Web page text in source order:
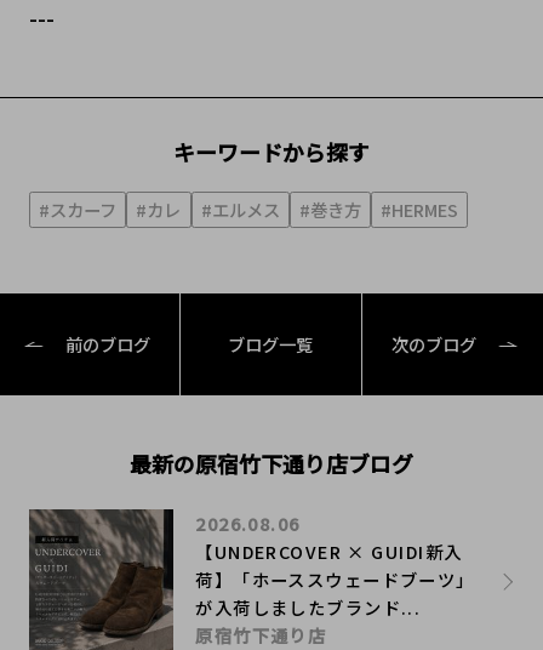
---
キーワードから探す
#スカーフ #カレ #エルメス #巻き方 #HERMES
前のブログ ブログ一覧 次のブログ
最新の原宿竹下通り店ブログ
【UNDERCOVER × GUIDI新入
荷】「ホーススウェードブーツ」
が入荷しましたブランド...
2026.08.06
原宿竹下通り店